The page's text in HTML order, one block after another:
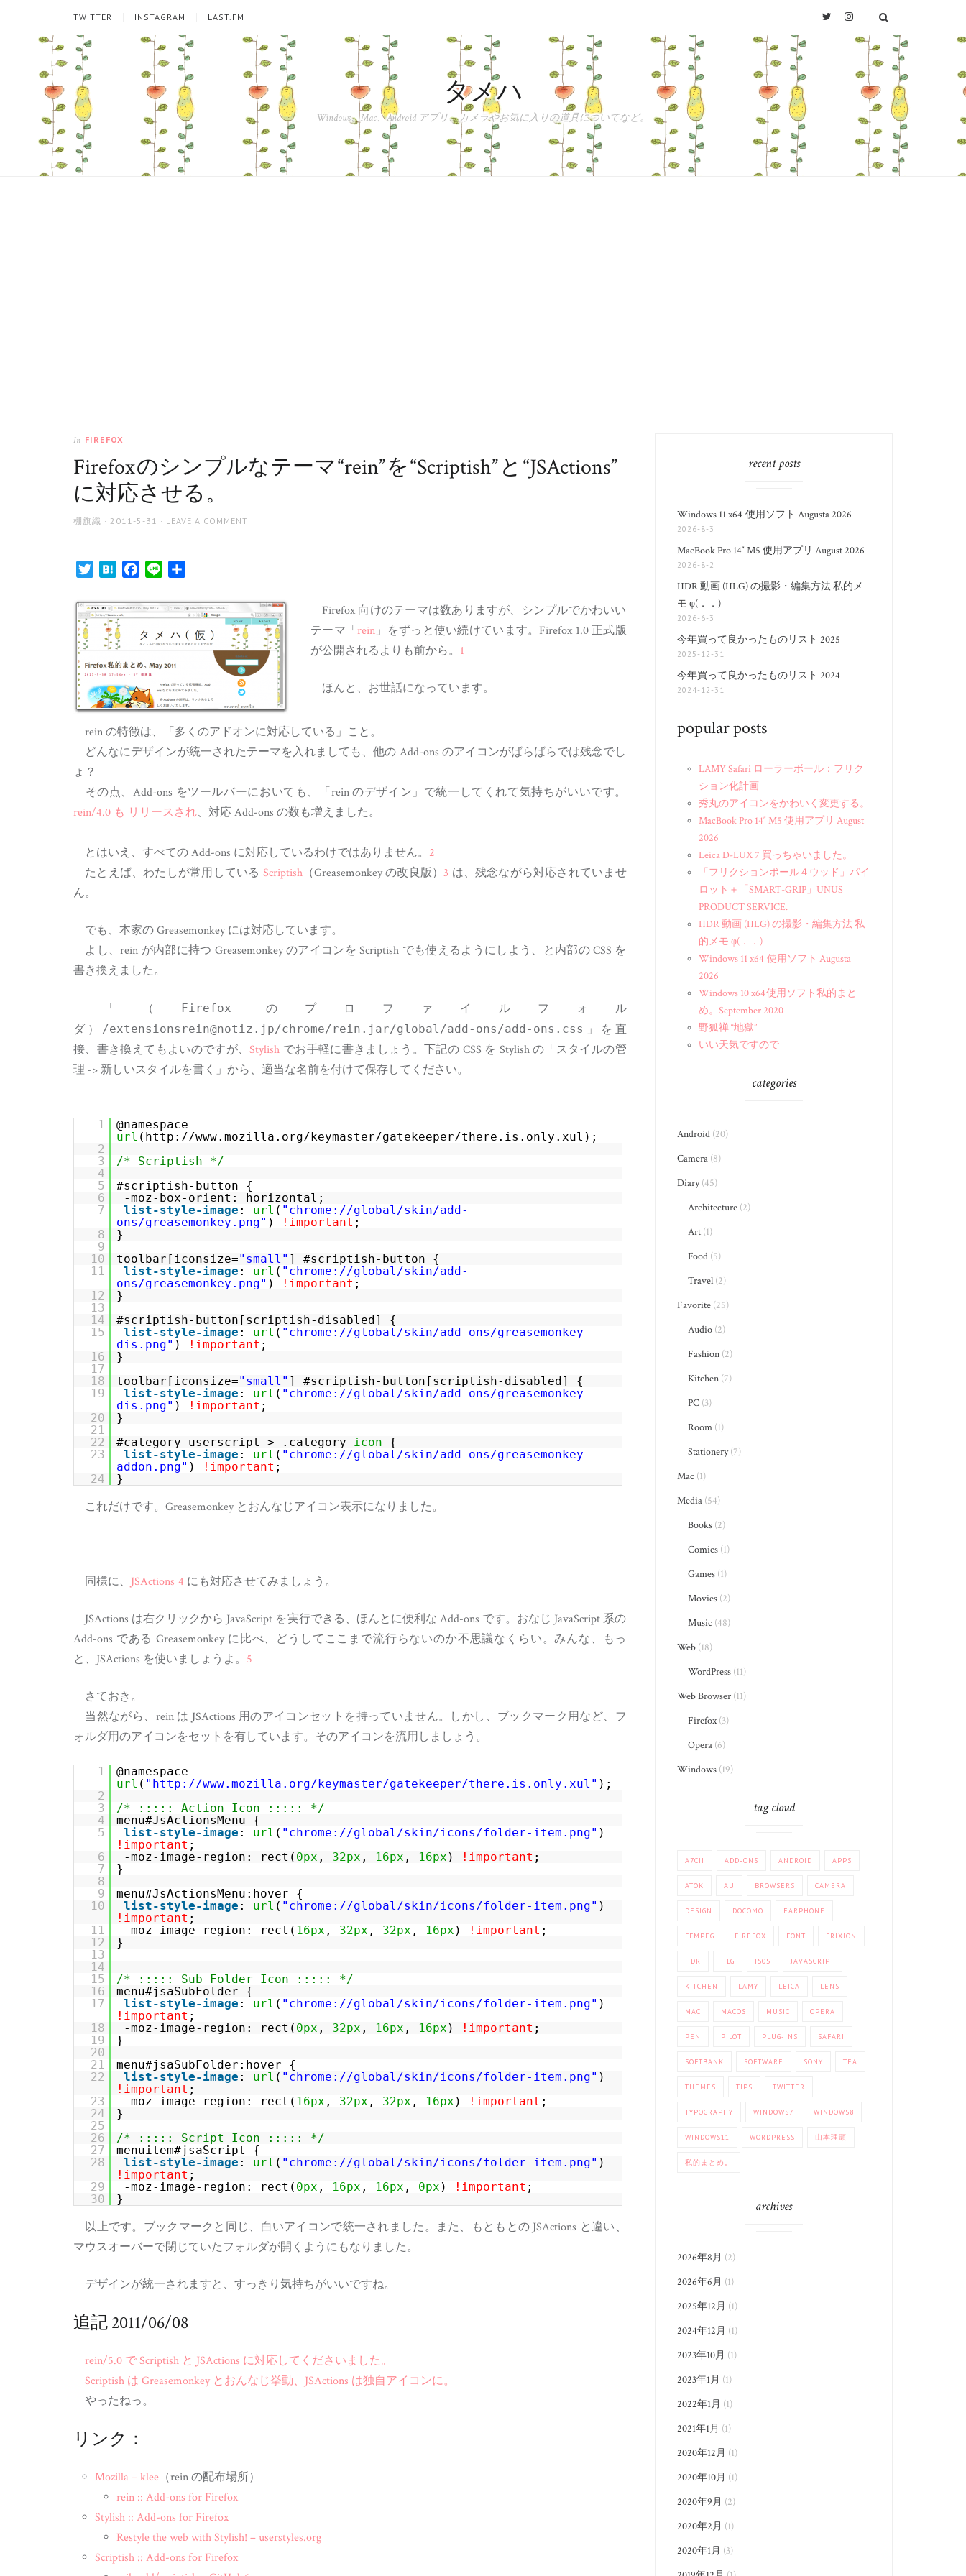
TWITTER INSTAGRAM LAST.FM TwitterInstagram
タメハ
Windows、Mac、Android アプリ、カメラやお気に入りの道具についてなど。
In FIREFOX
Firefox のシンプルなテーマ “rein” を “Scriptish” と “JSActions”
に対応させる。
AUTHOR
棚旗織
POSTED
2011-5-31 LEAVE A COMMENT
TwitterHatenaFacebook
Line
Firefox 向けのテーマは数ありますが、シンプルでかわいい
テーマ「rein 」をずっと使い続けています。Firefox 1.0 正式版
が公開されるよりも前から。 1
ほんと、お世話になっています。
rein の特徴は、「多くのアドオンに対応している」こと。
どんなにデザインが統一されたテーマを入れましても、他の Add-ons のアイコンがばらばらでは残念でし
ょ？
その点、Add-ons をツールバーにおいても、「rein のデザイン」で統一してくれて気持ちがいいです。
rein/4.0 も リリースされ、対応 Add-ons の数も増えました。
とはいえ、すべての Add-ons に対応しているわけではありません。 2
たとえば、わたしが常用している Scriptish（Greasemonkey の改良版）3 は、残念ながら対応されていませ
ん。
でも、本家の Greasemonkey には対応しています。
よし、rein が内部に持つ Greasemonkey のアイコンを Scriptish でも使えるようにしよう、と内部の CSS を
書き換えました。
「
（Firefox のプロファイルフォル
ダ）/extensionsrein@notiz.jp/chrome/rein.jar/global/add-ons/add-ons.css 」を直
接、書き換えてもよいのですが、Stylish でお手軽に書きましょう。下記の CSS を Stylish の「スタイルの管
理 -> 新しいスタイルを書く」から、適当な名前を付けて保存してください。
1
@namespace
url ( http://www.mozilla.org/keymaster/gatekeeper/there.is.only.xul );
2
3
/* Scriptish */
4
5
#scriptish-button {
6
-moz-box-orient: horizontal;
7
list-style-image : url ( " chrome://global/skin/add-
ons/greasemonkey.png" ) !important ;
8
}
9
10
toolbar[iconsize="small" ] #scriptish-button {
11
list-style-image : url ( " chrome://global/skin/add-
ons/greasemonkey.png" ) !important ;
12
}
13
14
#scriptish-button[scriptish-disabled] {
15
list-style-image : url ( " chrome://global/skin/add-ons/greasemonkey-
dis.png" ) !important ;
16
}
17
18
toolbar[iconsize="small" ] #scriptish-button[scriptish-disabled] {
19
list-style-image : url ( " chrome://global/skin/add-ons/greasemonkey-
dis.png" ) !important ;
20
}
21
22
#category-userscript > .category- icon
{
23
list-style-image : url ( " chrome://global/skin/add-ons/greasemonkey-
addon.png" ) !important ;
24
}
これだけです。Greasemonkey とおんなじアイコン表示になりました。
同様に、 JSActions 4 にも対応させてみましょう。
JSActions は右クリックから JavaScript を実行できる、ほんとに便利な Add-ons です。おなじ JavaScript 系の
Add-ons である Greasemonkey に比べ、どうしてここまで流行らないのか不思議なくらい。みんな、もっ
と、JSActions を使いましょうよ。 5
さておき。
当然ながら、rein は JSActions 用のアイコンセットを持っていません。しかし、ブックマーク用など、フ
ォルダ用のアイコンをセットを有しています。そのアイコンを流用しましょう。
1
@namespace
url ( " http://www.mozilla.org/keymaster/gatekeeper/there.is.only.xul " );
2
3
/* ::::: Action Icon ::::: */
4
menu#JsActionsMenu {
5
list-style-image : url ( " chrome://global/skin/icons/folder-item.png" )
!important ;
6
-moz-image-region: rect( 0px , 32px , 16px , 16px ) !important ;
7
}
8
9
menu#JsActionsMenu:hover {
10
list-style-image : url ( " chrome://global/skin/icons/folder-item.png" )
!important ;
11
-moz-image-region: rect( 16px , 32px , 32px , 16px ) !important ;
12
}
13
14
15
/* ::::: Sub Folder Icon ::::: */
16
menu#jsaSubFolder {
17
list-style-image : url ( " chrome://global/skin/icons/folder-item.png" )
!important ;
18
-moz-image-region: rect( 0px , 32px , 16px , 16px ) !important ;
19
}
20
21
menu#jsaSubFolder:hover {
22
list-style-image : url ( " chrome://global/skin/icons/folder-item.png" )
!important ;
23
-moz-image-region: rect( 16px , 32px , 32px , 16px ) !important ;
24
}
25
26
/* ::::: Script Icon ::::: */
27
menuitem#jsaScript {
28
list-style-image : url ( " chrome://global/skin/icons/folder-item.png" )
!important ;
29
-moz-image-region: rect( 0px , 16px , 16px , 0px ) !important ;
30
}
以上です。ブックマークと同じ、白いアイコンで統一されました。また、もともとの JSActions と違い、
マウスオーバーで閉じていたフォルダが開くようにもなりました。
デザインが統一されますと、すっきり気持ちがいいですね。
追記 2011/06/08
rein/5.0 で Scriptish と JSActions に対応してくださいました。
Scriptish は Greasemonkey とおんなじ挙動、JSActions は独自アイコンに。
やったねっ。
リンク：
Mozilla – klee （rein の配布場所）
rein :: Add-ons for Firefox
Stylish :: Add-ons for Firefox
Restyle the web with Stylish! – userstyles.org
Scriptish :: Add-ons for Firefox
recent posts
Windows 11 x64 使用ソフト Augusta 2026
2026-8-3
MacBook Pro 14″ M5 使用アプリ August 2026
2026-8-2
HDR 動画 (HLG) の撮影・編集方法 私的メ
モ φ(．．)
2026-6-3
今年買って良かったものリスト 2025
2025-12-31
今年買って良かったものリスト 2024
2024-12-31
popular posts
LAMY Safari ローラーボール：フリク
ション化計画
秀丸のアイコンをかわいく変更する。
MacBook Pro 14″ M5 使用アプリ August
2026
Leica D-LUX 7 買っちゃいました。
「フリクションボール４ウッド」パイ
ロット＋「SMART-GRIP」UNUS
PRODUCT SERVICE.
HDR 動画 (HLG) の撮影・編集方法 私
的メモ φ(．．)
Windows 11 x64 使用ソフト Augusta
2026
Windows 10 x64 使用ソフト私的まと
め。September 2020
野狐禅 “地獄”
いい天気ですので
categories
Android (20)
Camera (8)
Diary(45)
Architecture (2)
Art (1)
Food (5)
Travel (2)
Favorite (25)
Audio (2)
Fashion (2)
Kitchen (7)
PC (3)
Room (1)
Stationery(7)
Mac (1)
Media (54)
Books (2)
Comics (1)
Games (1)
Movies (2)
Music (48)
Web (18)
WordPress (11)
Web Browser (11)
Firefox(3)
Opera (6)
Windows (19)
tag cloud
A7CII ADD-ONS ANDROID APPS
ATOK AU BROWSERS CAMERA
DESIGN DOCOMO EARPHONE
FFMPEG FIREFOX FONT FRIXION
HDR HLG IS05 JAVASCRIPT
KITCHEN LAMY LEICA LENS
MAC MACOS MUSIC OPERA
PEN PILOT PLUG-INS SAFARI
SOFTBANK SOFTWARE SONY TEA
THEMES TIPS TWITTER
TYPOGRAPHY WINDOWS7 WINDOWS8
WINDOWS11 WORDPRESS 山本理顕
私的まとめ。
archives
2026年8月 (2)
2026年6月 (1)
2025年12月 (1)
2024年12月 (1)
2023年10月 (1)
2023年1月 (1)
2022年1月 (1)
2021年1月 (1)
2020年12月 (1)
2020年10月 (1)
2020年9月 (2)
2020年2月 (1)
2020年1月 (3)